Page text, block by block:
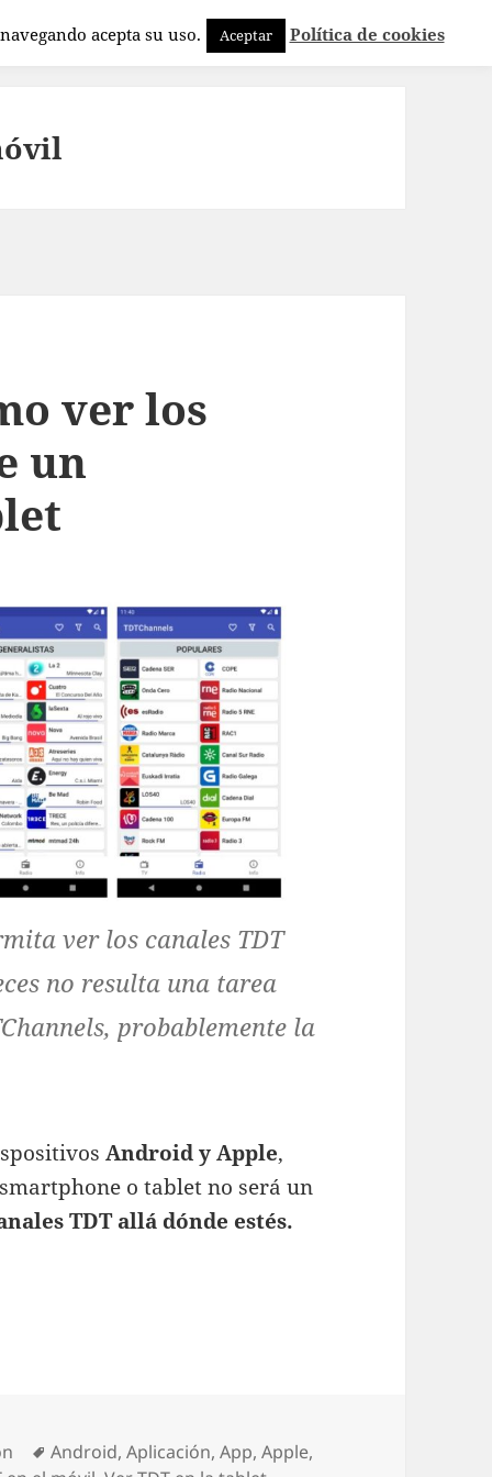
ver los
un
ver los canales TDT
no resulta una tarea
probablemente la
Android y Apple,
o tablet no será un
TDT allá dónde estés.
canales TDT desde un smartphone o tablet
Etiquetas
Android,Aplicación,App,Apple,
acepta su uso. Aceptar Política de cookies